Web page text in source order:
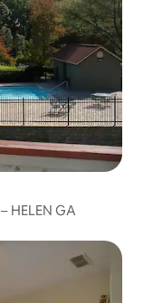
HELEN GA